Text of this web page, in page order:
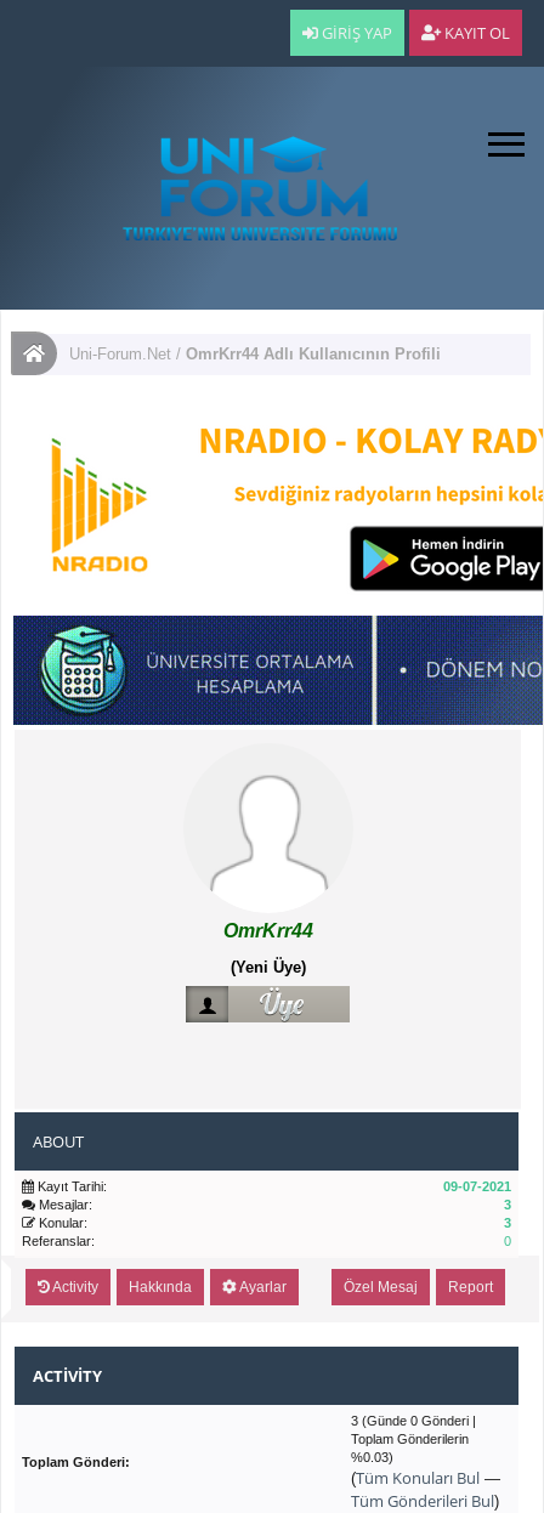
GIRIŞ YAP KAYIT OL
Uni-Forum.Net /OmrKrr44 Adlı Kullanıcının Profili
OmrKrr44
(Yeni Üye)
ABOUT
Kayıt Tarihi:
09-07-2021
Mesajlar:
3
Konular:
3
Referanslar:
0
Activity Hakkında Ayarlar Report
Özel Mesaj
ACTIVITY
Toplam Gönderi:
3 (Günde 0 Gönderi |
Toplam Gönderilerin
%0.03)
(Tüm Konuları Bul —
Tüm Gönderileri Bul)